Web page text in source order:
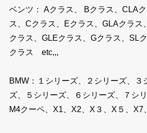
ベンツ： Aクラス、 Bクラス、CLA
ス、Cクラス、Eクラス、GLAクラス
クラス、GLEクラス、Gクラス、SL
クラス etc,,,
BMW：１シリーズ、２シリーズ、３
ズ、５シリーズ、６シリーズ、７シ
M4クーペ、X1、X2、X３、X５、